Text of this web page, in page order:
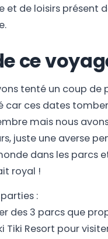
et de loisirs présent
ce
tenté un coup de
car ces dates
mais nous
juste une averse
dans les parcs
royal !
:
des 3 parcs que
Tiki Resort pour